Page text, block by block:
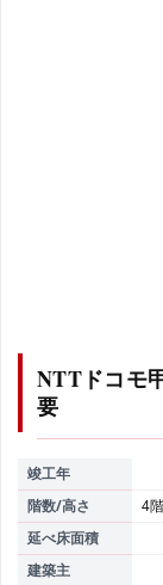
NTTドコモ
要
竣工年
階数/高さ
4階
延べ床面積
建築主